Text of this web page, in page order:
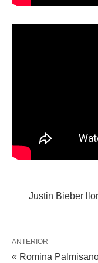
Justin Bieber
ANTERIOR
« Romina